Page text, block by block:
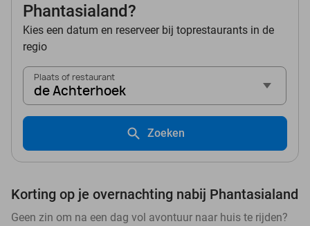
Phantasialand?
Kies een datum en reserveer bij toprestaurants in de
regio
Plaats of restaurant
de Achterhoek
Zoeken
Korting op je overnachting nabij Phantasialand
Geen zin om na een dag vol avontuur naar huis te rijden?